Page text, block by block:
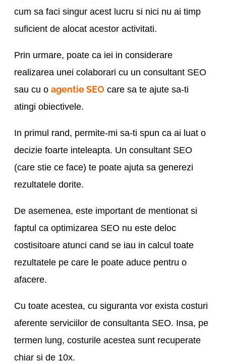
cum sa faci singur acest lucru si nici nu ai timp
suficient de alocat acestor activitati.
Prin urmare, poate ca iei in considerare
realizarea unei colaborari cu un consultant SEO
sau cu oagentie SEO care sa te ajute sa-ti
atingi obiectivele.
In primul rand, permite-mi sa-ti spun ca ai luat o
decizie foarte inteleapta. Un consultant SEO
(care stie ce face) te poate ajuta sa generezi
rezultatele dorite.
De asemenea, este important de mentionat si
faptul ca optimizarea SEO nu este deloc
costisitoare atunci cand se iau in calcul toate
rezultatele pe care le poate aduce pentru o
afacere.
Cu toate acestea, cu siguranta vor exista costuri
aferente serviciilor de consultanta SEO. Insa, pe
termen lung, costurile acestea sunt recuperate
chiar si de 10x.